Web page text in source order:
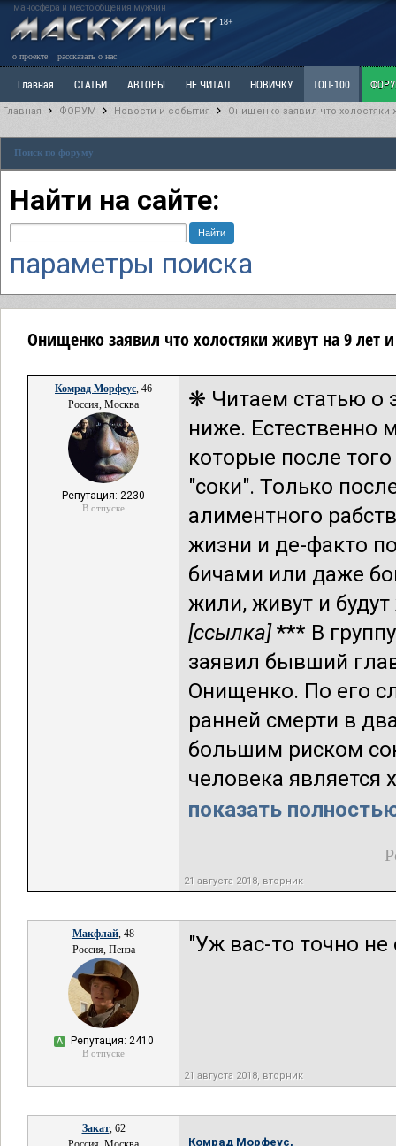
маносфера и место общения мужчин
18+
о проекте рассказать о нас
Главная СТАТЬИ АВТОРЫ НЕ ЧИТАЛ НОВИЧКУ ТОП-100
Ветка: Наболевшее. Выскажись!
РАЗДЕЛ: Разное
Главная ФОРУМ Новости и события Онищенко заявил что
Поиск по форуму
Найти на сайте:
параметры поиска
Онищенко заявил что холостяки живут на 9
Комрад Морфеус, 46
Россия, Москва
Репутация: 2230
В отпуске
❋ Читаем статью о
ниже. Естественно
которые после
"соки". Только
алиментного
жизни и де-факто
бичами или даже
жили, живут и
[ссылка]*** В
заявил бывший
Онищенко. По его
ранней смерти в
большим риском
человека является
показать
21 августа 2018, вторник
Макфлай, 48
Россия, Пенза
А Репутация: 2410
В отпуске
"Уж вас-то точно
21 августа 2018, вторник
Закат, 62
Комрад Морфеус,